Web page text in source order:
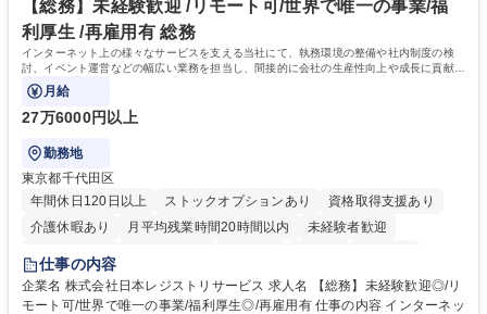
ール管理が出来る方。※将来的に他部署（営業部門、コーポレート部門）
へのジョブローテーションの可能性があります。 学歴・資格 学歴：大学
院 大学 語学力： 資格：宅地建物取引士
【総務】未経験歓迎 /リモート可/世界で唯一の事業/福
利厚生 /再雇用有 総務
インターネット上の様々なサービスを支える当社にて、執務環境の整備や社内制度の検
討、イベント運営などの幅広い業務を担当し、間接的に会社の生産性向上や成長に貢献し
ている部署です。
月給
27万6000円以上
勤務地
東京都千代田区
年間休日120日以上
ストックオプションあり
資格取得支援あり
介護休暇あり
月平均残業時間20時間以内
未経験者歓迎
住宅手当あり
完全週休2日制
交通費支給 駅近5分以内 土日祝休み 服装自由
仕事の内容
企業名 株式会社日本レジストリサービス 求人名 【総務】未経験歓迎◎/リ
モート可/世界で唯一の事業/福利厚生◎/再雇用有 仕事の内容 インターネッ